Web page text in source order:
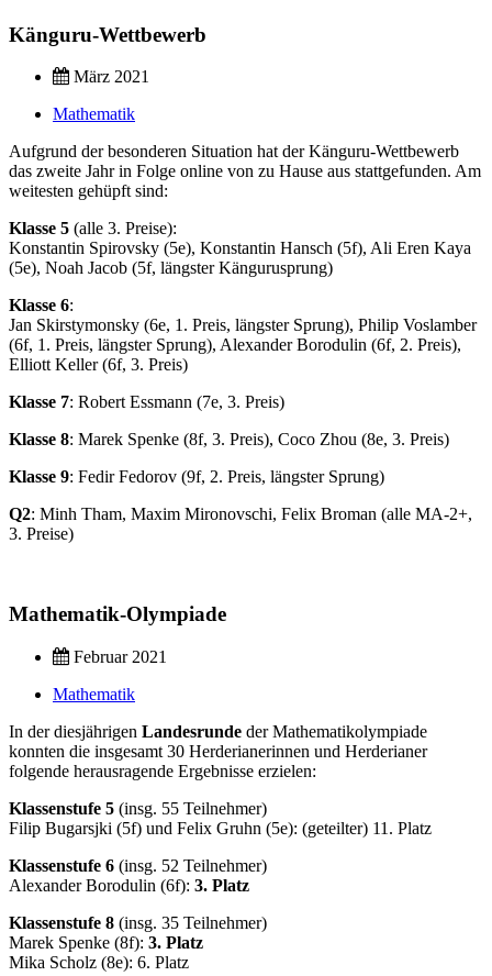
Känguru-Wettbewerb
März 2021
Mathematik
Aufgrund der besonderen Situation hat der Känguru-Wettbewerb
das zweite Jahr in Folge online von zu Hause aus stattgefunden. Am
weitesten gehüpft sind:
Klasse 5 (alle 3. Preise):
Konstantin Spirovsky (5e), Konstantin Hansch (5f), Ali Eren Kaya
(5e), Noah Jacob (5f, längster Kängurusprung)
Klasse 6:
Jan Skirstymonsky (6e, 1. Preis, längster Sprung), Philip Voslamber
(6f, 1. Preis, längster Sprung), Alexander Borodulin (6f, 2. Preis),
Elliott Keller (6f, 3. Preis)
Klasse 7: Robert Essmann (7e, 3. Preis)
Klasse 8: Marek Spenke (8f, 3. Preis), Coco Zhou (8e, 3. Preis)
Klasse 9: Fedir Fedorov (9f, 2. Preis, längster Sprung)
Q2: Minh Tham, Maxim Mironovschi, Felix Broman (alle MA-2+,
3. Preise)
Mathematik-Olympiade
Februar 2021
Mathematik
In der diesjährigen Landesrunde der Mathematikolympiade
konnten die insgesamt 30 Herderianerinnen und Herderianer
folgende herausragende Ergebnisse erzielen:
Klassenstufe 5 (insg. 55 Teilnehmer)
Filip Bugarsjki (5f) und Felix Gruhn (5e): (geteilter) 11. Platz
Klassenstufe 6 (insg. 52 Teilnehmer)
Alexander Borodulin (6f): 3. Platz
Klassenstufe 8 (insg. 35 Teilnehmer)
Marek Spenke (8f): 3. Platz
Mika Scholz (8e): 6. Platz